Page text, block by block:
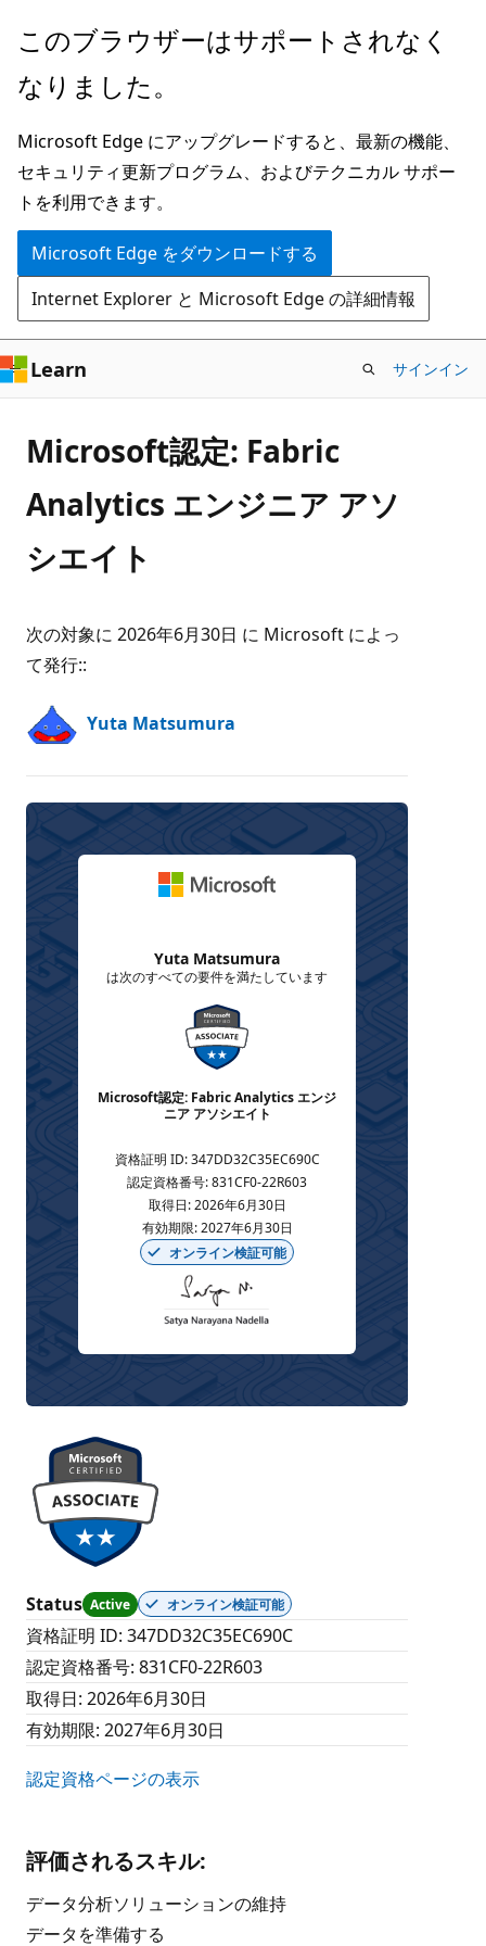
メ
ン
ン
テ
ン
ツ
に
ス
キ
ッ
プ
このブラウザーはサポートされなく
なりました。
Microsoft Edge にアップグレードすると、最新の機能、
セキュリティ更新プログラム、およびテクニカル サポー
トを利用できます。
Microsoft Edge をダウンロードする
Internet Explorer と Microsoft Edge の詳細情報
Learn サインイン
Microsoft認定: Fabric
Analytics エンジニア アソ
シエイト
次の対象に 2026年6月30日 に Microsoft によっ
て発行::
Yuta Matsumura
Yuta Matsumura
は次のすべての要件を満たしています
Microsoft認定: Fabric Analytics エンジ
ニア アソシエイト
資格証明 ID:347DD32C35EC690C
認定資格番号:831CF0-22R603
取得日:2026年6月30日
有効期限:2027年6月30日
オンライン検証可能
Status Active オンライン検証可能
資格証明 ID: 347DD32C35EC690C
認定資格番号: 831CF0-22R603
取得日: 2026年6月30日
有効期限: 2027年6月30日
認定資格ページの表示
評価されるスキル:
データ分析ソリューションの維持
データを準備する